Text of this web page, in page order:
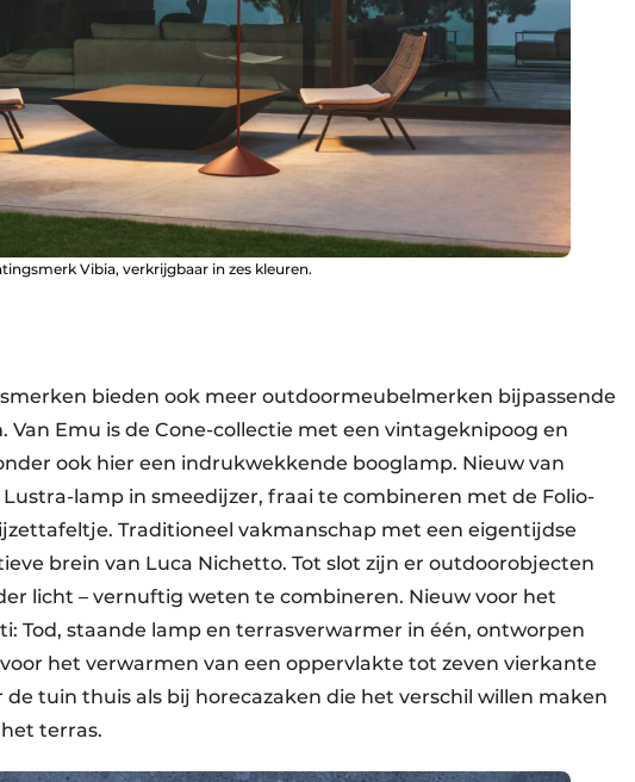
Vibia, verkrijgbaar in zes kleuren.
bieden ook meer outdoormeubelmerken bijpassende
Van Emu is de Cone-collectie met een vintageknipoog en
ook hier een indrukwekkende booglamp. Nieuw van
lamp in smeedijzer, fraai te combineren met de Folio-
Traditioneel vakmanschap met een eigentijdse
brein van Luca Nichetto. Tot slot zijn er outdoorobjecten
licht – vernuftig weten te combineren. Nieuw voor het
Tod, staande lamp en terrasverwarmer in één, ontworpen
het verwarmen van een oppervlakte tot zeven vierkante
tuin thuis als bij horecazaken die het verschil willen maken
terras.